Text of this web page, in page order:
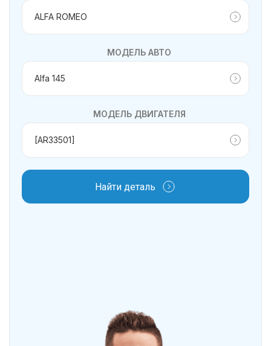
МОДЕЛЬ АВТО
МОДЕЛЬ ДВИГАТЕЛЯ
Найти деталь